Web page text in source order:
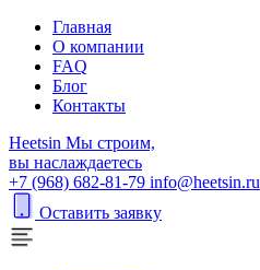
Главная
О компании
FAQ
Блог
Контакты
Heetsin Мы строим,
вы наслаждаетесь
+7 (968) 682-81-79 info@heetsin.ru
Оставить заявку